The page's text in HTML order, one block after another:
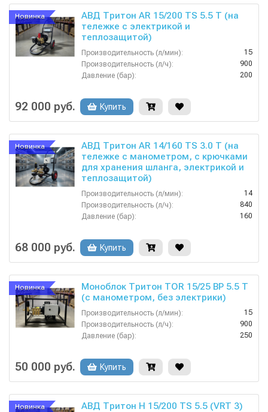
Новинка
АВД Тритон AR 15/200 TS 5.5 T (на
тележке с электрикой и
теплозащитой)
Производительность (л/мин):
15
Производительность (л/ч):
900
Давление (бар):
200
Страна-производитель:
92 000 руб. Купить
Новинка
АВД Тритон AR 14/160 TS 3.0 T (на
тележке с манометром, с крючками
для хранения шланга, электрикой и
теплозащитой)
Производительность (л/мин):
14
Производительность (л/ч):
840
Давление (бар):
160
Страна-производитель:
68 000 руб. Купить
Новинка
Моноблок Тритон TOR 15/25 ВР 5.5 T
(с манометром, без электрики)
Производительность (л/мин):
15
Производительность (л/ч):
900
Давление (бар):
250
Страна-производитель:
50 000 руб. Купить
Новинка АВД Тритон H 15/200 TS 5.5 (VRT 3)